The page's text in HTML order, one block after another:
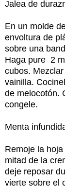
Jalea de
En un molde
envoltura de
sobre una
Haga pure 2
cubos.
vainilla.
de melocotón.
congele.
Menta
Remoje la
mitad de la
deje reposar
vierte sobre el